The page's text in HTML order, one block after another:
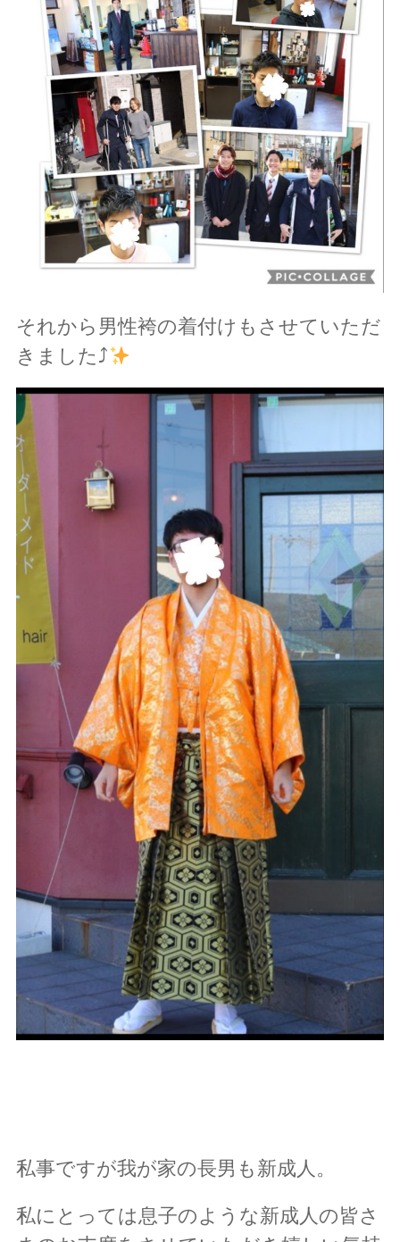
それから男性袴の着付けもさせていただ
きました⤴︎
私事ですが我が家の長男も新成人。
私にとっては息子のような新成人の皆さ